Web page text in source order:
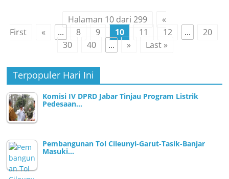
Halaman 10 dari 299
«
First
« ... 8 9 10 11 12 ...
20
30
40 ... » Last »
Terpopuler Hari Ini
Komisi IV DPRD Jabar Tinjau Program Listrik
Pedesaan…
Pembangunan Tol Cileunyi-Garut-Tasik-Banjar
Masuki…